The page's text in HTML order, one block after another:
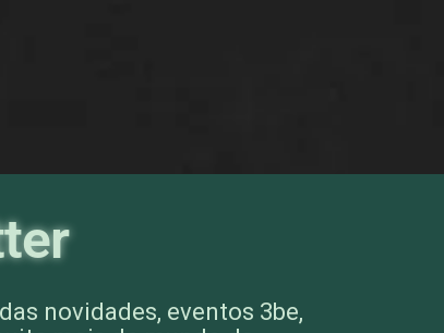
novidades, eventos 3be,